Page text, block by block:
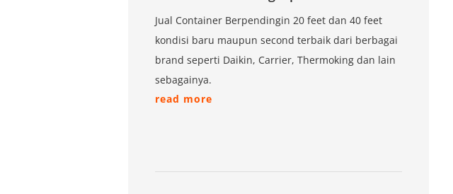
Jual Container Berpendingin 20 feet dan 40 feet
kondisi baru maupun second terbaik dari berbagai
brand seperti Daikin, Carrier, Thermoking dan lain
sebagainya.
read more